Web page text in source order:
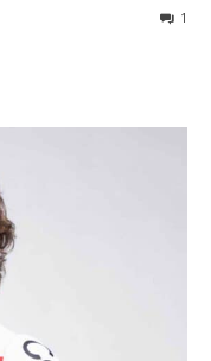
1